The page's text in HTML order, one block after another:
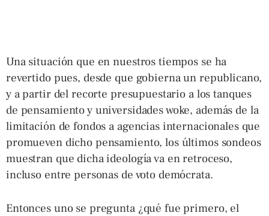
Una situación que en nuestros tiempos se ha
revertido pues, desde que gobierna un republicano,
y a partir del recorte presupuestario a los tanques
de pensamiento y universidades woke, además de la
limitación de fondos a agencias internacionales que
promueven dicho pensamiento, los últimos sondeos
muestran que dicha ideología va en retroceso,
incluso entre personas de voto demócrata.
Entonces uno se pregunta ¿qué fue primero, el